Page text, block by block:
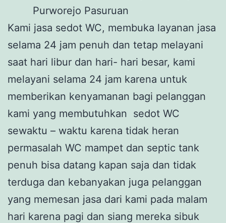
Purworejo Pasuruan
Kami jasa sedot WC, membuka layanan jasa
selama 24 jam penuh dan tetap melayani
saat hari libur dan hari- hari besar, kami
melayani selama 24 jam karena untuk
memberikan kenyamanan bagi pelanggan
kami yang membutuhkan sedot WC
sewaktu – waktu karena tidak heran
permasalah WC mampet dan septic tank
penuh bisa datang kapan saja dan tidak
terduga dan kebanyakan juga pelanggan
yang memesan jasa dari kami pada malam
hari karena pagi dan siang mereka sibuk